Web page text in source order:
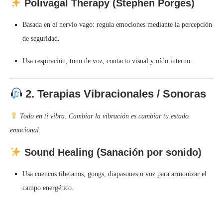
Polivagal Therapy (Stephen Porges)
Basada en el nervio vago: regula emociones mediante la percepción
de seguridad.
Usa respiración, tono de voz, contacto visual y oído interno.
2.Terapias Vibracionales / Sonoras
Todo en ti vibra. Cambiar la vibración es cambiar tu estado
emocional.
Sound Healing (Sanación por sonido)
Usa cuencos tibetanos, gongs, diapasones o voz para armonizar el
campo energético.